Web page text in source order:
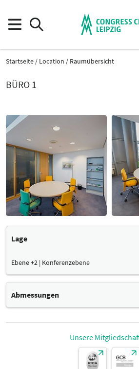
Startseite Location
Raumübersicht
BÜRO 1
Lage
Ebene +2 | Konferenzebene
Abmessungen
Raumgröße
Unsere